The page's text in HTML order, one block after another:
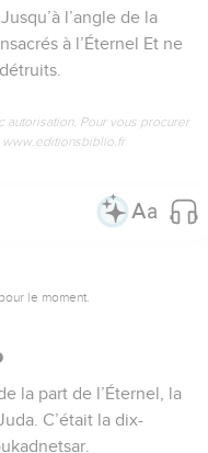
l’angle de la
à l’Éternel Et ne
autorisation. Pour vous procurer
www.editionsbiblio.fr
le moment.
la part de l’Éternel, la
C’était la dix-